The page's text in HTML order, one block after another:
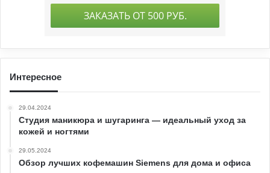
Интересное
29.04.2024
Студия маникюра и шугаринга — идеальный уход за
кожей и ногтями
29.05.2024
Обзор лучших кофемашин Siemens для дома и офиса